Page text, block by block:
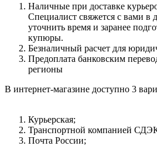
Наличные при доставке
Специалист свяжется с вами в
уточнить время и заранее
купюры.
Безналичный расчет для
Предоплата банковским
регионы
В интернет-магазине доступно 3
Курьерская;
Транспортной компанией
Почта России;